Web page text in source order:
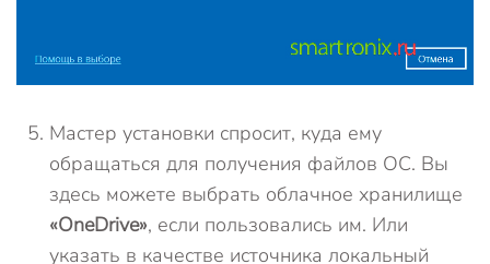
Мастер установки спросит, куда ему
обращаться для получения файлов ОС. Вы
здесь можете выбрать облачное хранилище
«OneDrive», если пользовались им. Или
указать в качестве источника локальный